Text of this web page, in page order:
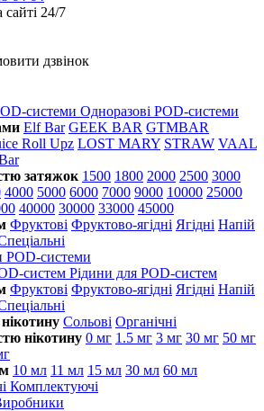
24/7
дзвінок
Одноразові POD-системи
Elf Bar GEEK BAR GTMBAR
Roll Upz LOST MARY STRAW VAAL
затяжок 1500 1800 2000 2500 3000
4000 5000 6000 7000 9000 10000 25000
40000 30000 33000 45000
Фруктові Фруктово-ягідні Ягідні Напій
POD-системи
Рідини для POD-систем
Фруктові Фруктово-ягідні Ягідні Напій
Сольові Органічні
нікотину 0 мг 1.5 мг 3 мг 30 мг 50 мг
10 мл 11 мл 15 мл 30 мл 60 мл
Комплектуючі